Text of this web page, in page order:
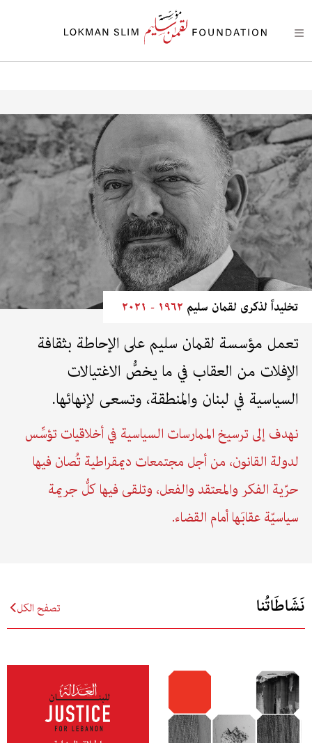
تخليداً لذكرى لقمان سليم ١٩٦٢ - ٢٠٢١
تعمل مؤسسة لقمان سليم على الإحاطة بثقافة
الإفلات من العقاب في ما يخصُّ الاغتيالات
السياسية في لبنان والمنطقة، وتسعى لإنهائها.
نهدف إلى ترسيخ الممارسات السياسية في أخلاقيات تؤسِّس
لدولة القانون، من أجل مجتمعات ديمقراطية تُصان فيها
حرّية الفكر والمعتقد والفعل، وتلقى فيها كلُّ جريمة
سياسيّة عقابَها أمام القضاء.
نَشَاطَاتُنا تصفح الكل